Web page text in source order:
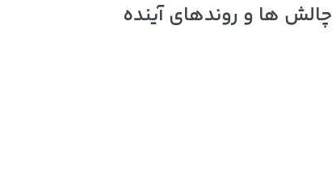
چالش ها و روندهای آینده